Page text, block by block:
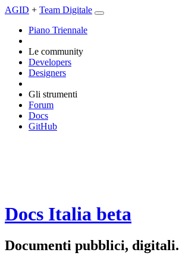
AGID + Team Digitale
Piano Triennale
Le community
Developers
Designers
Gli strumenti
Forum
Docs
GitHub
Docs Italia beta
Documenti pubblici, digitali.